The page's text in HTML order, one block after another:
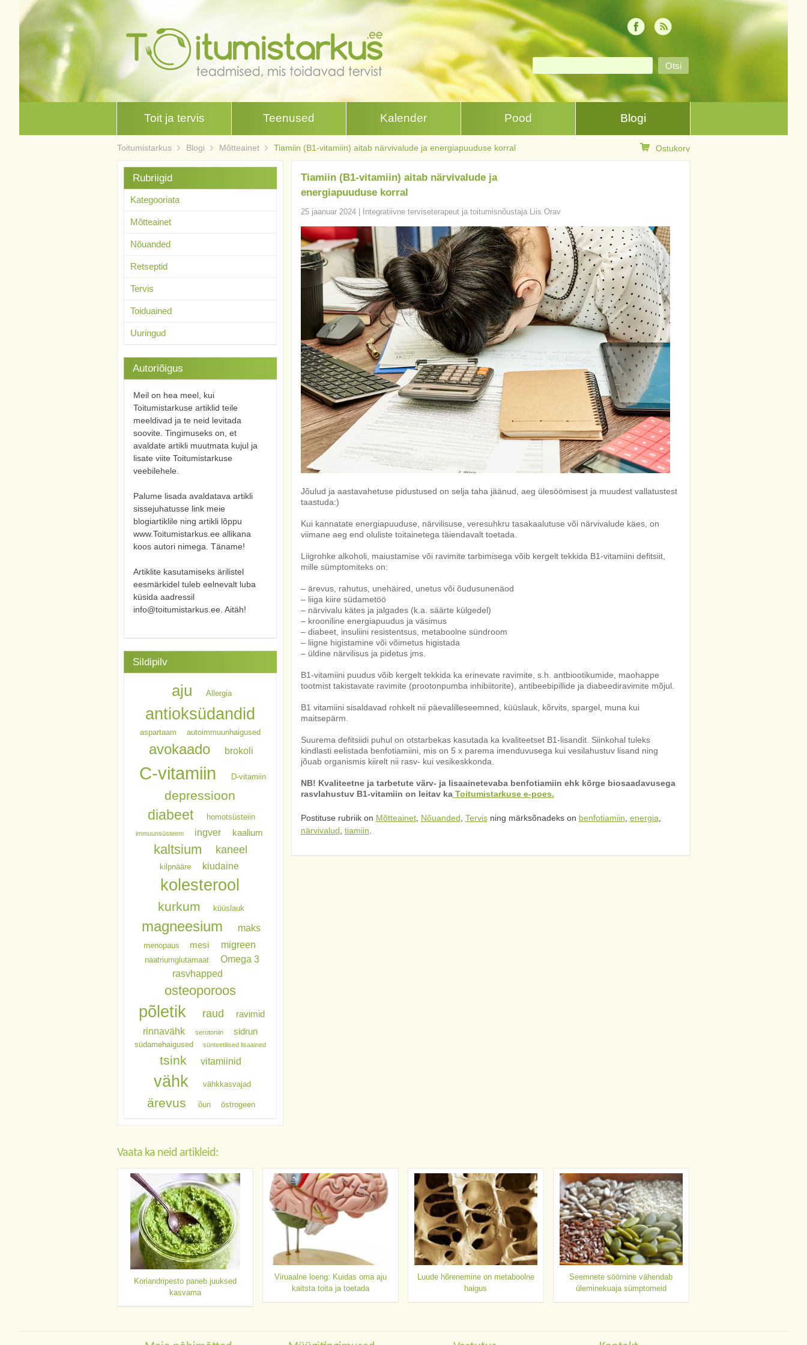
Toit ja tervis Teenused Kalender Pood Blogi
Toitumistarkus Blogi Mõtteainet Tiamiin (B1-vitamiin) aitab närvivalude ja energiapuuduse korral Ostukorv
Tiamiin (B1-vitamiin) aitab närvivalude ja
energiapuuduse korral
25 jaanuar 2024| Integratiivne terviseterapeut ja toitumisnõustaja Liis Orav
Jõulud ja aastavahetuse pidustused on selja taha jäänud, aeg ülesöömisest ja muudest vallatustest
taastuda:)
Kui kannatate energiapuuduse, närvilisuse, veresuhkru tasakaalutuse või närvivalude käes, on
viimane aeg end oluliste toitainetega täiendavalt toetada.
Liigrohke alkoholi, maiustamise või ravimite tarbimisega võib kergelt tekkida B1-vitamiini defitsiit,
mille sümptomiteks on:
– ärevus, rahutus, unehäired, unetus või õudusunenäod
– liiga kiire südametöö
– närvivalu kätes ja jalgades (k.a. säärte külgedel)
– krooniline energiapuudus ja väsimus
– diabeet, insuliini resistentsus, metaboolne sündroom
– liigne higistamine või võimetus higistada
– üldine närvilisus ja pidetus jms.
B1-vitamiini puudus võib kergelt tekkida ka erinevate ravimite, s.h. antbiootikumide, maohappe
tootmist takistavate ravimite (prootonpumba inhibiitorite), antibeebipillide ja diabeediravimite mõjul.
B1 vitamiini sisaldavad rohkelt nii päevalilleseemned, küüslauk, kõrvits, spargel, muna kui
maitsepärm.
Suurema defitsiidi puhul on otstarbekas kasutada ka kvaliteetset B1-lisandit. Siinkohal tuleks
kindlasti eelistada benfotiamiini, mis on 5 x parema imenduvusega kui vesilahustuv lisand ning
jõuab organismis kiirelt nii rasv- kui vesikeskkonda.
NB! Kvaliteetne ja tarbetute värv- ja lisaainetevaba benfotiamiin ehk kõrge biosaadavusega
rasvlahustuv B1-vitamiin on leitav kaToitumistarkuse e-poes.
Postituse rubriik on Mõtteainet, Nõuanded Tervisning märksõnadeks on benfotiamiin energia
närvivalud tiamiin
Rubriigid
Kategooriata
Mõtteainet
Nõuanded
Retseptid
Tervis
Toiduained
Uuringud
Autoriõigus
Meil on hea meel, kui
Toitumistarkuse artiklid teile
meeldivad ja te neid levitada
soovite. Tingimuseks on, et
avaldate artikli muutmata kujul ja
lisate viite Toitumistarkuse
veebilehele.
Palume lisada avaldatava artikli
sissejuhatusse link meie
blogiartiklile ning artikli lõppu
www.Toitumistarkus.ee allikana
koos autori nimega. Täname!
Artiklite kasutamiseks ärilistel
eesmärkidel tuleb eelnevalt luba
küsida aadressil
info@toitumistarkus.ee. Aitäh!
Sildipilv
aju Allergia
antioksüdandid
aspartaam autoimmuunhaigused
avokaado brokoli
C-vitamiin D-vitamiin
depressioon
diabeet homotsüsteiin
immuunsüsteem ingver kaalium
kaltsium kaneel
kilpnääre kiudaine
kolesterool
kurkum küüslauk
magneesium maks
menopaus mesi migreen
naatriumglutamaat
Omega 3
rasvhapped
osteoporoos
põletik raud ravimid
rinnavähk serotoniin sidrun
südamehaigused sünteetilised lisaained
tsink vitamiinid
vähk vähkkasvajad
ärevus õun östrogeen
Vaata ka neid artikleid:
Koriandripesto paneb juuksed
kasvama
Viruaalne loeng: Kuidas oma aju
kaitsta toita ja toetada
Luude hõrenemine on metaboolne
haigus
Seemnete söömine vähendab
üleminekuaja sümptomeid